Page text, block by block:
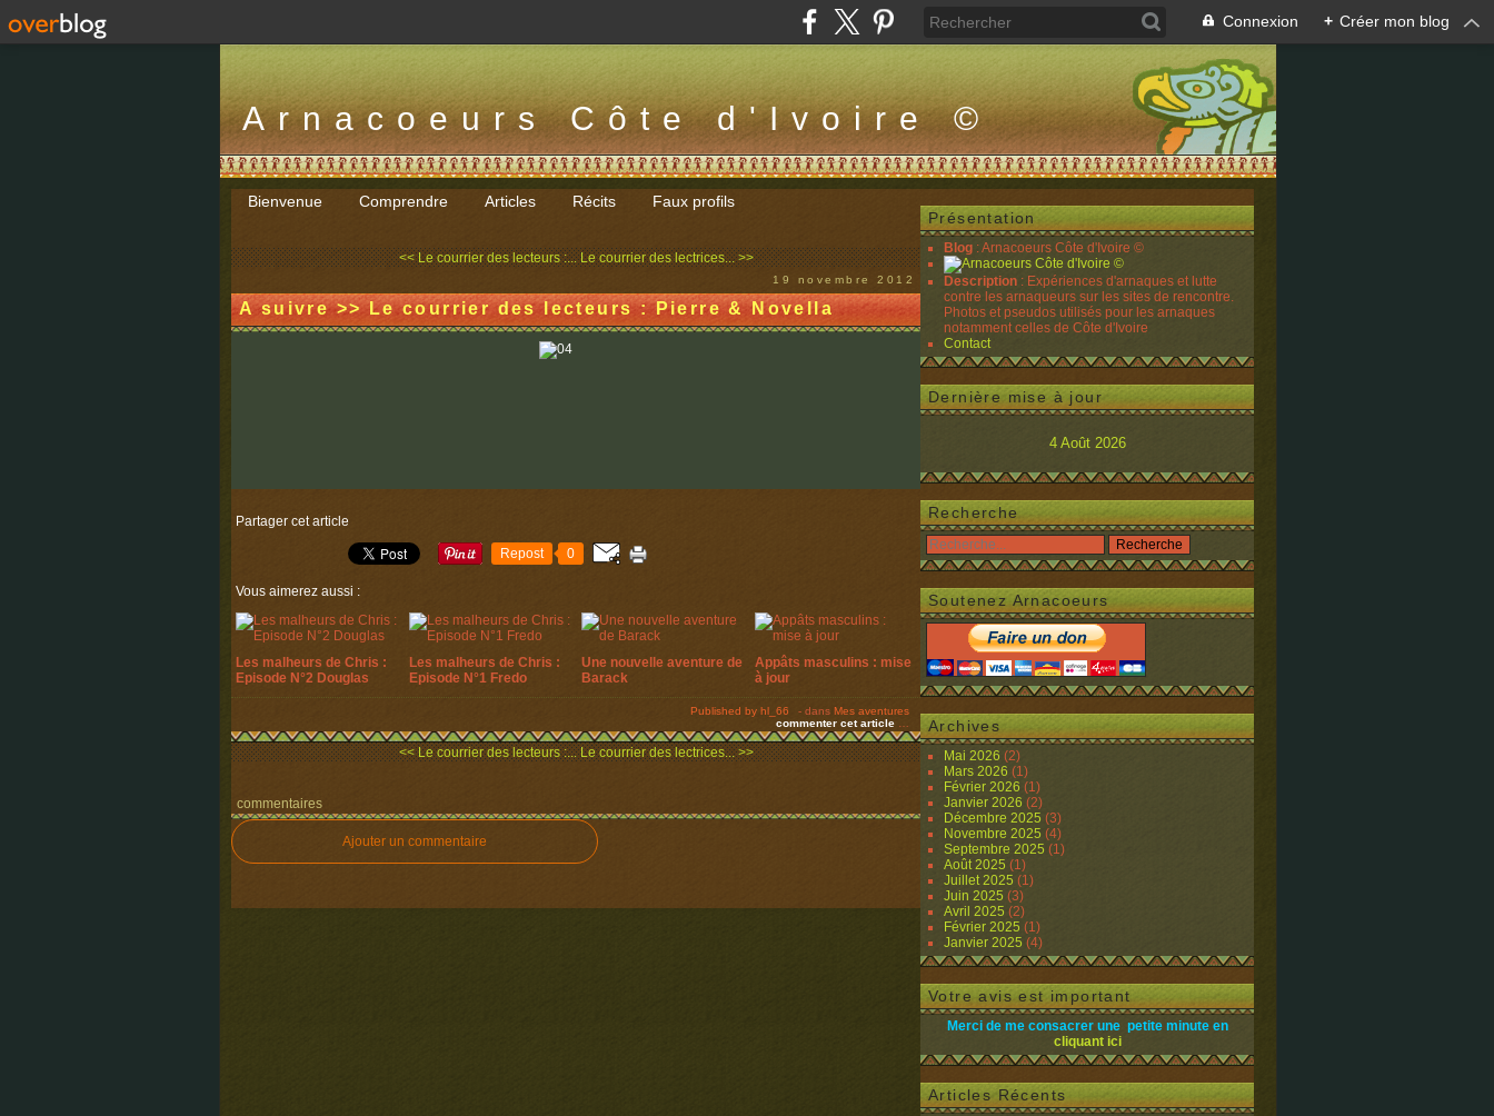
Connexion + Créer mon blog
Arnacoeurs Côte d'Ivoire ©
Bienvenue Comprendre Articles Récits Faux profils
<< Le courrier des lecteurs :... Le courrier des lectrices... >>
19 novembre 2012
A suivre >> Le courrier des lecteurs : Pierre & Novella
Partager cet article
Repost 0
Vous aimerez aussi :
Les malheurs de Chris :
Episode N°2 Douglas
Les malheurs de Chris :
Episode N°1 Fredo
Une nouvelle aventure de
Barack
Appâts masculins : mise
à jour
Published by hl_66 - dans Mes aventures
commenter cet article
<< Le courrier des lecteurs :... Le courrier des lectrices... >>
commentaires
Ajouter un commentaire
Présentation
Blog : Arnacoeurs Côte d'Ivoire ©
Description : Expériences d'arnaques et lutte
contre les arnaqueurs sur les sites de rencontre.
Photos et pseudos utilisés pour les arnaques
notamment celles de Côte d'Ivoire
Contact
Dernière mise à jour
4 Août 2026
Recherche
Soutenez Arnacoeurs
Archives
Mai 2026 (2)
Mars 2026 (1)
Février 2026 (1)
Janvier 2026 (2)
Décembre 2025 (3)
Novembre 2025 (4)
Septembre 2025 (1)
Août 2025 (1)
Juillet 2025 (1)
Juin 2025 (3)
Avril 2025 (2)
Février 2025 (1)
Janvier 2025 (4)
Votre avis est important
Merci de me consacrer une petite minute en
cliquant ici
Articles Récents